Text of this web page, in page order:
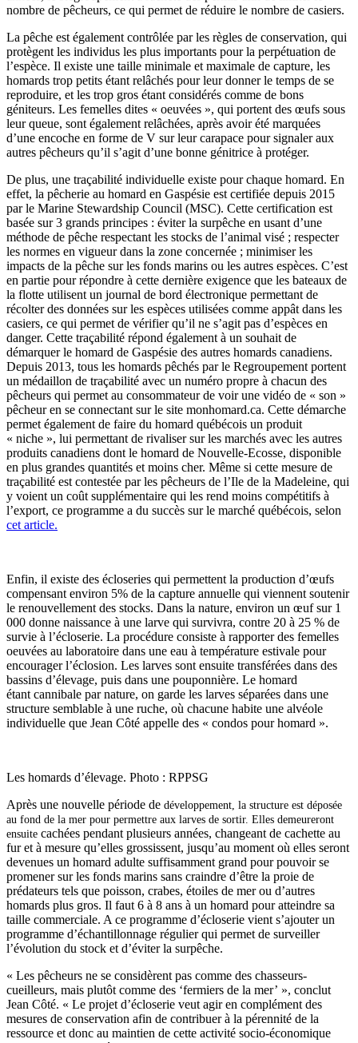
nombre de pêcheurs, ce qui permet de réduire le nombre de casiers.
La pêche est également contrôlée par les règles de conservation, qui
protègent les individus les plus importants pour la perpétuation de
l’espèce. Il existe une taille minimale et maximale de capture, les
homards trop petits étant relâchés pour leur donner le temps de se
reproduire, et les trop gros étant considérés comme de bons
géniteurs. Les femelles dites « oeuvées », qui portent des œufs sous
leur queue, sont également relâchées, après avoir été marquées
d’une encoche en forme de V sur leur carapace pour signaler aux
autres pêcheurs qu’il s’agit d’une bonne génitrice à protéger.
De plus, une traçabilité individuelle existe pour chaque homard. En
effet, la pêcherie au homard en Gaspésie est certifiée depuis 2015
par le Marine Stewardship Council (MSC). Cette certification est
basée sur 3 grands principes : éviter la surpêche en usant d’une
méthode de pêche respectant les stocks de l’animal visé ; respecter
les normes en vigueur dans la zone concernée ; minimiser les
impacts de la pêche sur les fonds marins ou les autres espèces. C’est
en partie pour répondre à cette dernière exigence que les bateaux de
la flotte utilisent un journal de bord électronique permettant de
récolter des données sur les espèces utilisées comme appât dans les
casiers, ce qui permet de vérifier qu’il ne s’agit pas d’espèces en
danger. Cette traçabilité répond également à un souhait de
démarquer le homard de Gaspésie des autres homards canadiens.
Depuis 2013, tous les homards pêchés par le Regroupement portent
un médaillon de traçabilité avec un numéro propre à chacun des
pêcheurs qui permet au consommateur de voir une vidéo de « son »
pêcheur en se connectant sur le site monhomard.ca. Cette démarche
permet également de faire du homard québécois un produit
« niche », lui permettant de rivaliser sur les marchés avec les autres
produits canadiens dont le homard de Nouvelle-Ecosse, disponible
en plus grandes quantités et moins cher. Même si cette mesure de
traçabilité est contestée par les pêcheurs de l’Ile de la Madeleine, qui
y voient un coût supplémentaire qui les rend moins compétitifs à
l’export, ce programme a du succès sur le marché québécois, selon
cet article.
Enfin, il existe des écloseries qui permettent la production d’œufs
compensant environ 5% de la capture annuelle qui viennent soutenir
le renouvellement des stocks. Dans la nature, environ un œuf sur 1
000 donne naissance à une larve qui survivra, contre 20 à 25 % de
survie à l’écloserie. La procédure consiste à rapporter des femelles
oeuvées au laboratoire dans une eau à température estivale pour
encourager l’éclosion. Les larves sont ensuite transférées dans des
bassins d’élevage, puis dans une pouponnière. Le homard
étant cannibale par nature, on garde les larves séparées dans une
structure semblable à une ruche, où chacune habite une alvéole
individuelle que Jean Côté appelle des « condos pour homard ».
Les homards d’élevage. Photo : RPPSG
Après une nouvelle période de développement, la structure est déposée
au fond de la mer pour permettre aux larves de sortir. Elles demeureront
ensuite cachées pendant plusieurs années, changeant de cachette au
fur et à mesure qu’elles grossissent, jusqu’au moment où elles seront
devenues un homard adulte suffisamment grand pour pouvoir se
promener sur les fonds marins sans craindre d’être la proie de
prédateurs tels que poisson, crabes, étoiles de mer ou d’autres
homards plus gros. Il faut 6 à 8 ans à un homard pour atteindre sa
taille commerciale. A ce programme d’écloserie vient s’ajouter un
programme d’échantillonnage régulier qui permet de surveiller
l’évolution du stock et d’éviter la surpêche.
« Les pêcheurs ne se considèrent pas comme des chasseurs-
cueilleurs, mais plutôt comme des ‘fermiers de la mer’ », conclut
Jean Côté. « Le projet d’écloserie veut agir en complément des
mesures de conservation afin de contribuer à la pérennité de la
ressource et donc au maintien de cette activité socio-économique